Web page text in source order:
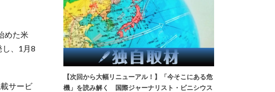
めた米
、1月8
サービ
【次回から大幅リニューアル！】「今そこにある危
機」を読み解く 国際ジャーナリスト・ビニシウス